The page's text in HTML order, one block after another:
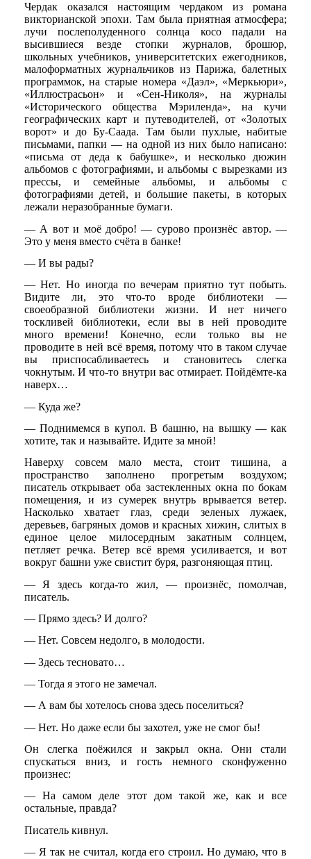
Чердак оказался настоящим чердаком из романа
викторианской эпохи. Там была приятная атмосфера;
лучи послеполуденного солнца косо падали на
высившиеся везде стопки журналов, брошюр,
школьных учебников, университетских ежегодников,
малоформатных журнальчиков из Парижа, балетных
программок, на старые номера «Даэл», «Меркьюри»,
«Иллюстрасьон» и «Сен-Николя», на журналы
«Исторического общества Мэриленда», на кучи
географических карт и путеводителей, от «Золотых
ворот» и до Бу-Саада. Там были пухлые, набитые
письмами, папки — на одной из них было написано:
«письма от деда к бабушке», и несколько дюжин
альбомов с фотографиями, и альбомы с вырезками из
прессы, и семейные альбомы, и альбомы с
фотографиями детей, и большие пакеты, в которых
лежали неразобранные бумаги.
— А вот и моё добро! — сурово произнёс автор. —
Это у меня вместо счёта в банке!
— И вы рады?
— Нет. Но иногда по вечерам приятно тут побыть.
Видите ли, это что-то вроде библиотеки —
своеобразной библиотеки жизни. И нет ничего
тоскливей библиотеки, если вы в ней проводите
много времени! Конечно, если только вы не
проводите в ней всё время, потому что в таком случае
вы приспосабливаетесь и становитесь слегка
чокнутым. И что-то внутри вас отмирает. Пойдёмте-ка
наверх…
— Куда же?
— Поднимемся в купол. В башню, на вышку — как
хотите, так и называйте. Идите за мной!
Наверху совсем мало места, стоит тишина, а
пространство заполнено прогретым воздухом;
писатель открывает оба застекленных окна по бокам
помещения, и из сумерек внутрь врывается ветер.
Насколько хватает глаз, среди зеленых лужаек,
деревьев, багряных домов и красных хижин, слитых в
единое целое милосердным закатным солнцем,
петляет речка. Ветер всё время усиливается, и вот
вокруг башни уже свистит буря, разгоняющая птиц.
— Я здесь когда-то жил, — произнёс, помолчав,
писатель.
— Прямо здесь? И долго?
— Нет. Совсем недолго, в молодости.
— Здесь тесновато…
— Тогда я этого не замечал.
— А вам бы хотелось снова здесь поселиться?
— Нет. Но даже если бы захотел, уже не смог бы!
Он слегка поёжился и закрыл окна. Они стали
спускаться вниз, и гость немного сконфуженно
произнес:
— На самом деле этот дом такой же, как и все
остальные, правда?
Писатель кивнул.
— Я так не считал, когда его строил. Но думаю, что в